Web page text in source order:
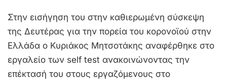
Στην εισήγηση του στην καθιερωμένη σύσκεψη
της Δευτέρας για την πορεία του κορονοϊού στην
Ελλάδα ο Κυριάκος Μητσοτάκης αναφέρθηκε στο
εργαλείο των self test ανακοινώνοντας την
επέκτασή του στους εργαζόμενους στο